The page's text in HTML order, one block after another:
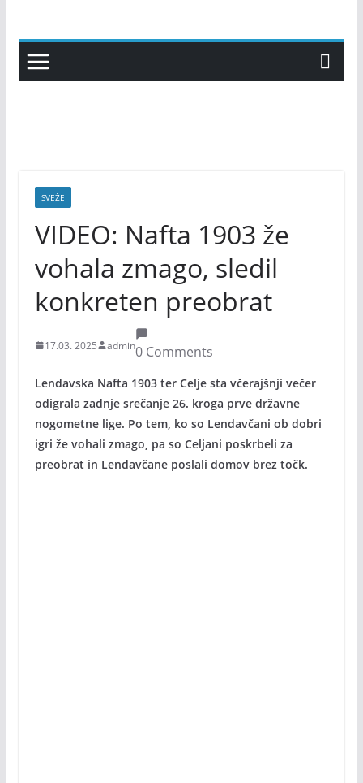
content
SVEŽE
VIDEO: Nafta 1903 že
vohala zmago, sledil
konkreten preobrat
17.03. 2025 admin0 Comments
Lendavska Nafta 1903 ter Celje sta včerajšnji večer
odigrala zadnje srečanje 26. kroga prve državne
nogometne lige. Po tem, ko so Lendavčani ob dobri
igri že vohali zmago, pa so Celjani poskrbeli za
preobrat in Lendavčane poslali domov brez točk.